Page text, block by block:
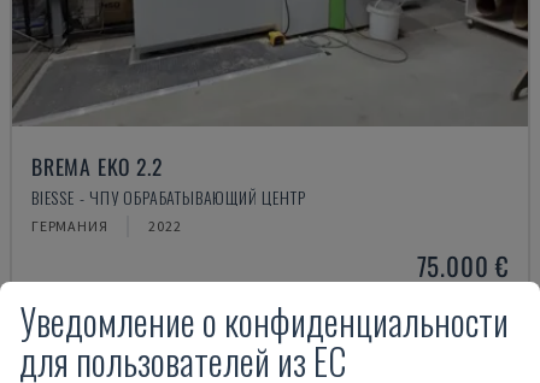
BREMA EKO 2.2
BIESSE - ЧПУ ОБРАБАТЫВАЮЩИЙ ЦЕНТР
ГЕРМАНИЯ 2022
75.000 €
Уведомление о конфиденциальности
для пользователей из ЕС